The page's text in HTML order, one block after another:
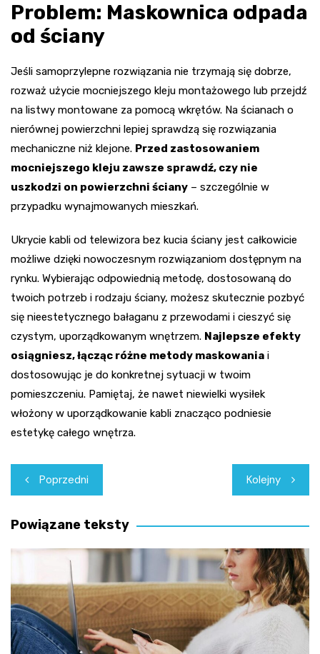
Problem: Maskownica odpada
od ściany
Jeśli samoprzylepne rozwiązania nie trzymają się dobrze,
rozważ użycie mocniejszego kleju montażowego lub przejdź
na listwy montowane za pomocą wkrętów. Na ścianach o
nierównej powierzchni lepiej sprawdzą się rozwiązania
mechaniczne niż klejone. Przed zastosowaniem
mocniejszego kleju zawsze sprawdź, czy nie
uszkodzi on powierzchni ściany – szczególnie w
przypadku wynajmowanych mieszkań.
Ukrycie kabli od telewizora bez kucia ściany jest całkowicie
możliwe dzięki nowoczesnym rozwiązaniom dostępnym na
rynku. Wybierając odpowiednią metodę, dostosowaną do
twoich potrzeb i rodzaju ściany, możesz skutecznie pozbyć
się nieestetycznego bałaganu z przewodami i cieszyć się
czystym, uporządkowanym wnętrzem. Najlepsze efekty
osiągniesz, łącząc różne metody maskowania i
dostosowując je do konkretnej sytuacji w twoim
pomieszczeniu. Pamiętaj, że nawet niewielki wysiłek
włożony w uporządkowanie kabli znacząco podniesie
estetykę całego wnętrza.
Nawigacja
wpisu
Poprzedni Kolejny
Powiązane teksty